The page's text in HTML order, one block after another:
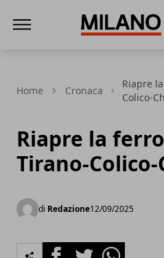
Home Cronaca
Riapre
Colico-
Riapre la
Tirano-
di Redazione12/09/2025
FacebookTwitterWhatsapp